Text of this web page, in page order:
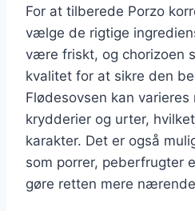
For at tilberede Porzo
vælge de rigtige
være friskt, og chorizoen
kvalitet for at sikre den
Flødesovsen kan
krydderier og urter,
karakter. Det er også
som porrer, peberfrugter
gøre retten mere